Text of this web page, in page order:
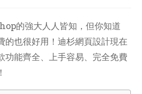
的強大人人皆知，但你知道
的也很好用！迪杉網頁設計現在
功能齊全、上手容易、完全免費